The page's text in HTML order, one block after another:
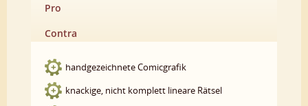
Pro
Contra
handgezeichnete Comicgrafik
knackige, nicht komplett lineare Rätsel